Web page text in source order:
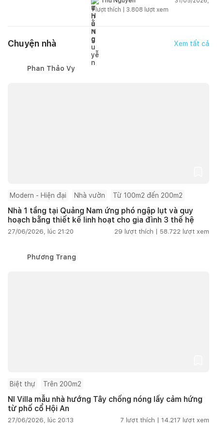
1lượt thích | 3.808 lượt xem
Chuyện nhà Xem tất cả
Phan Thảo Vy
Modern - Hiện đại Nhà vườn Từ 100m2 đến 200m2
Nhà 1 tầng tại Quảng Nam ứng phó ngập lụt và quy
hoạch bằng thiết kế linh hoạt cho gia đình 3 thế hệ
27/06/2026, lúc 21:20 29 lượt thích | 58.722 lượt xem
Phương Trang
Biệt thự Trên 200m2
NI Villa mẫu nhà hướng Tây chống nóng lấy cảm hứng
từ phố cổ Hội An
27/06/2026, lúc 20:13 7 lượt thích | 14.217 lượt xem